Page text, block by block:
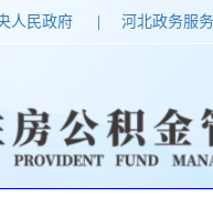
人民政府 河北政务服